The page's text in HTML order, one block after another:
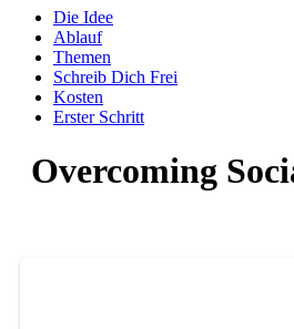
Die Idee
Ablauf
Themen
Schreib Dich Frei
Kosten
Erster Schritt
Overcoming